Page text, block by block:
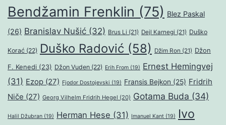
Bendžamin Frenklin (75) Blez Paskal
(26) Branislav Nušić (32) Brus Li (21) Dejl Karnegi (21) Duško
Korać (22) Duško Radović (58) Džim Ron (21) Džon
F. Kenedi (23) Džon Vuden (22) Erih From (19) Ernest Hemingvej
(31) Ezop (27) Fjodor Dostojevski (19) Fransis Bejkon (25) Fridrih
Niče (27) Georg Vilhelm Fridrih Hegel (20) Gotama Buda (34)
Halil Džubran (19) Herman Hese (31) Imanuel Kant (19)
Ivo